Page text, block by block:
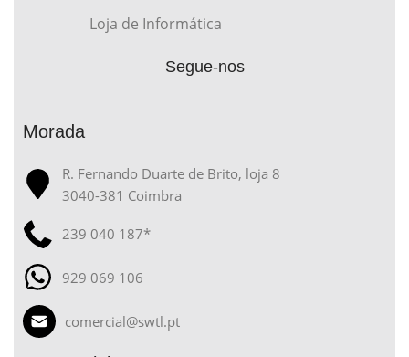
Loja de Informática
Segue-nos
Morada
R. Fernando Duarte de Brito, loja 8
3040-381 Coimbra
239 040 187*
929 069 106
comercial@swtl.pt